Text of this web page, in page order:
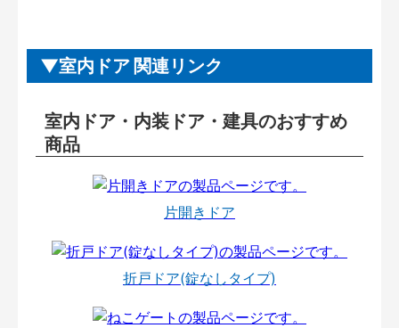
室内ドア 関連リンク
室内ドア・内装ドア・建具のおすすめ
商品
片開きドア
折戸ドア(錠なしタイプ)